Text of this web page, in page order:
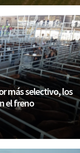
más selectivo, los
el freno